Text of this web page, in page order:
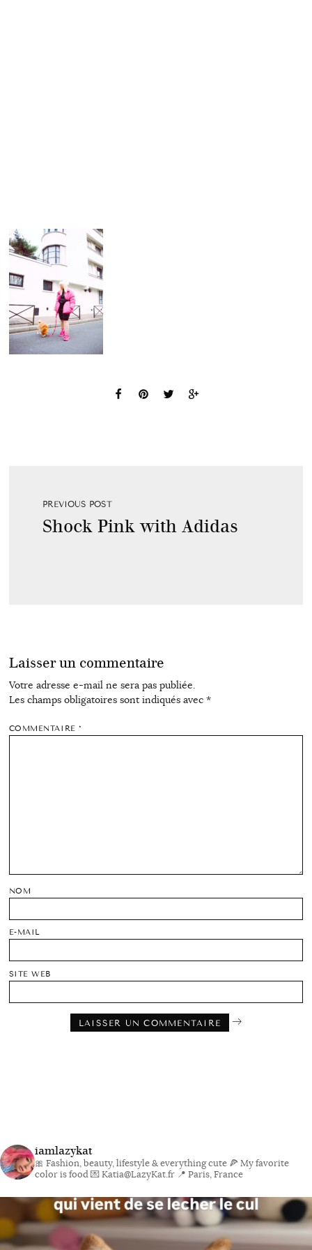
PREVIOUS POST
Shock Pink with Adidas
Laisser un commentaire
Votre adresse e-mail ne sera pas publiée.
Les champs obligatoires sont indiqués avec *
COMMENTAIRE*
NOM
E-MAIL
SITE WEB
iamlazykat
🎀 Fashion, beauty, lifestyle & everything cute 🍕 My favorite
color is food💌 Katia@LazyKat.fr 📍 Paris, France